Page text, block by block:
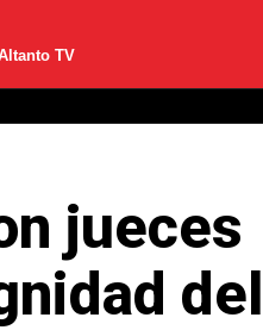
TV
jueces